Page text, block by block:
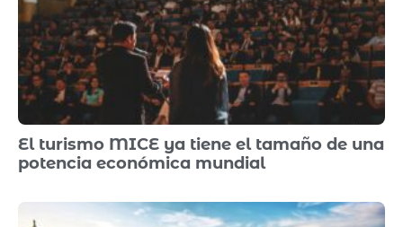
El turismo MICE ya tiene el tamaño de una
potencia económica mundial